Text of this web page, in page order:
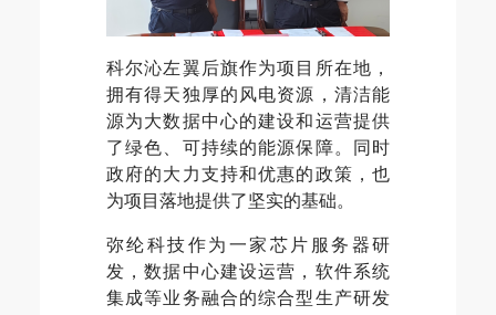
科尔沁左翼后旗作为项目所在地，
拥有得天独厚的风电资源，清洁能
源为大数据中心的建设和运营提供
了绿色、可持续的能源保障。同时
政府的大力支持和优惠的政策，也
为项目落地提供了坚实的基础。
弥纶科技作为一家芯片服务器研
发，数据中心建设运营，软件系统
集成等业务融合的综合型生产研发